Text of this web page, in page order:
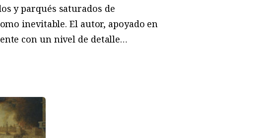
y parqués saturados de
inevitable. El autor, apoyado en
con un nivel de detalle…